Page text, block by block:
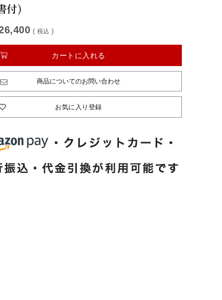
付)
税込
お気に入り登録
カートに入れる
商品についてのお問い合わせ